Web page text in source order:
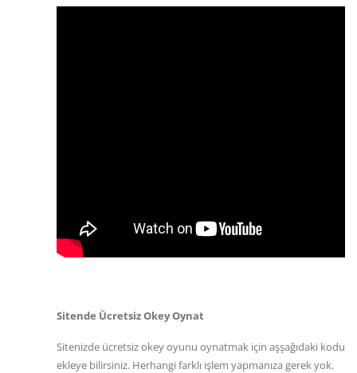
Sitende Ücretsiz Okey Oynat
Sitenizde ücretsiz okey oyunu oynatmak için aşşağıdaki kodu
ekleye bilirsiniz. Herhangi farklı işlem yapmanıza gerek yok.